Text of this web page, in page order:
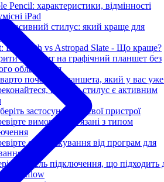
Pencil: характеристики, відмінності
iPad
пасивний стилус: який краще для
Bluetooth vs Astropad Slate - Що краще?
планшет на графічний планшет без
обладнання
почати з планшета, який у вас
що ваш стилус є активним
застосунок під свої пристрої
вимоги, пов’язані з типом
свої очікування від програм для
модель підключення, що підходить
workflow